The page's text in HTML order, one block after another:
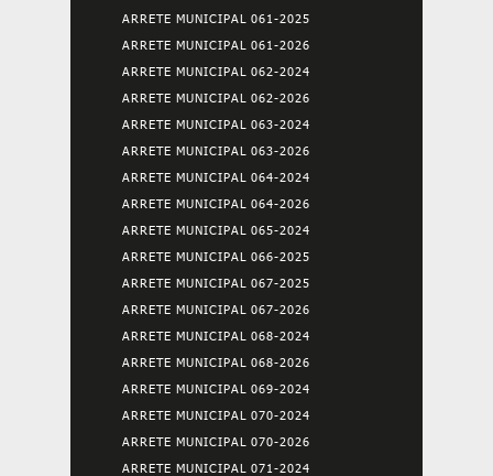
ARRETE MUNICIPAL 061-2025
ARRETE MUNICIPAL 061-2026
ARRETE MUNICIPAL 062-2024
ARRETE MUNICIPAL 062-2026
ARRETE MUNICIPAL 063-2024
ARRETE MUNICIPAL 063-2026
ARRETE MUNICIPAL 064-2024
ARRETE MUNICIPAL 064-2026
ARRETE MUNICIPAL 065-2024
ARRETE MUNICIPAL 066-2025
ARRETE MUNICIPAL 067-2025
ARRETE MUNICIPAL 067-2026
ARRETE MUNICIPAL 068-2024
ARRETE MUNICIPAL 068-2026
ARRETE MUNICIPAL 069-2024
ARRETE MUNICIPAL 070-2024
ARRETE MUNICIPAL 070-2026
ARRETE MUNICIPAL 071-2024